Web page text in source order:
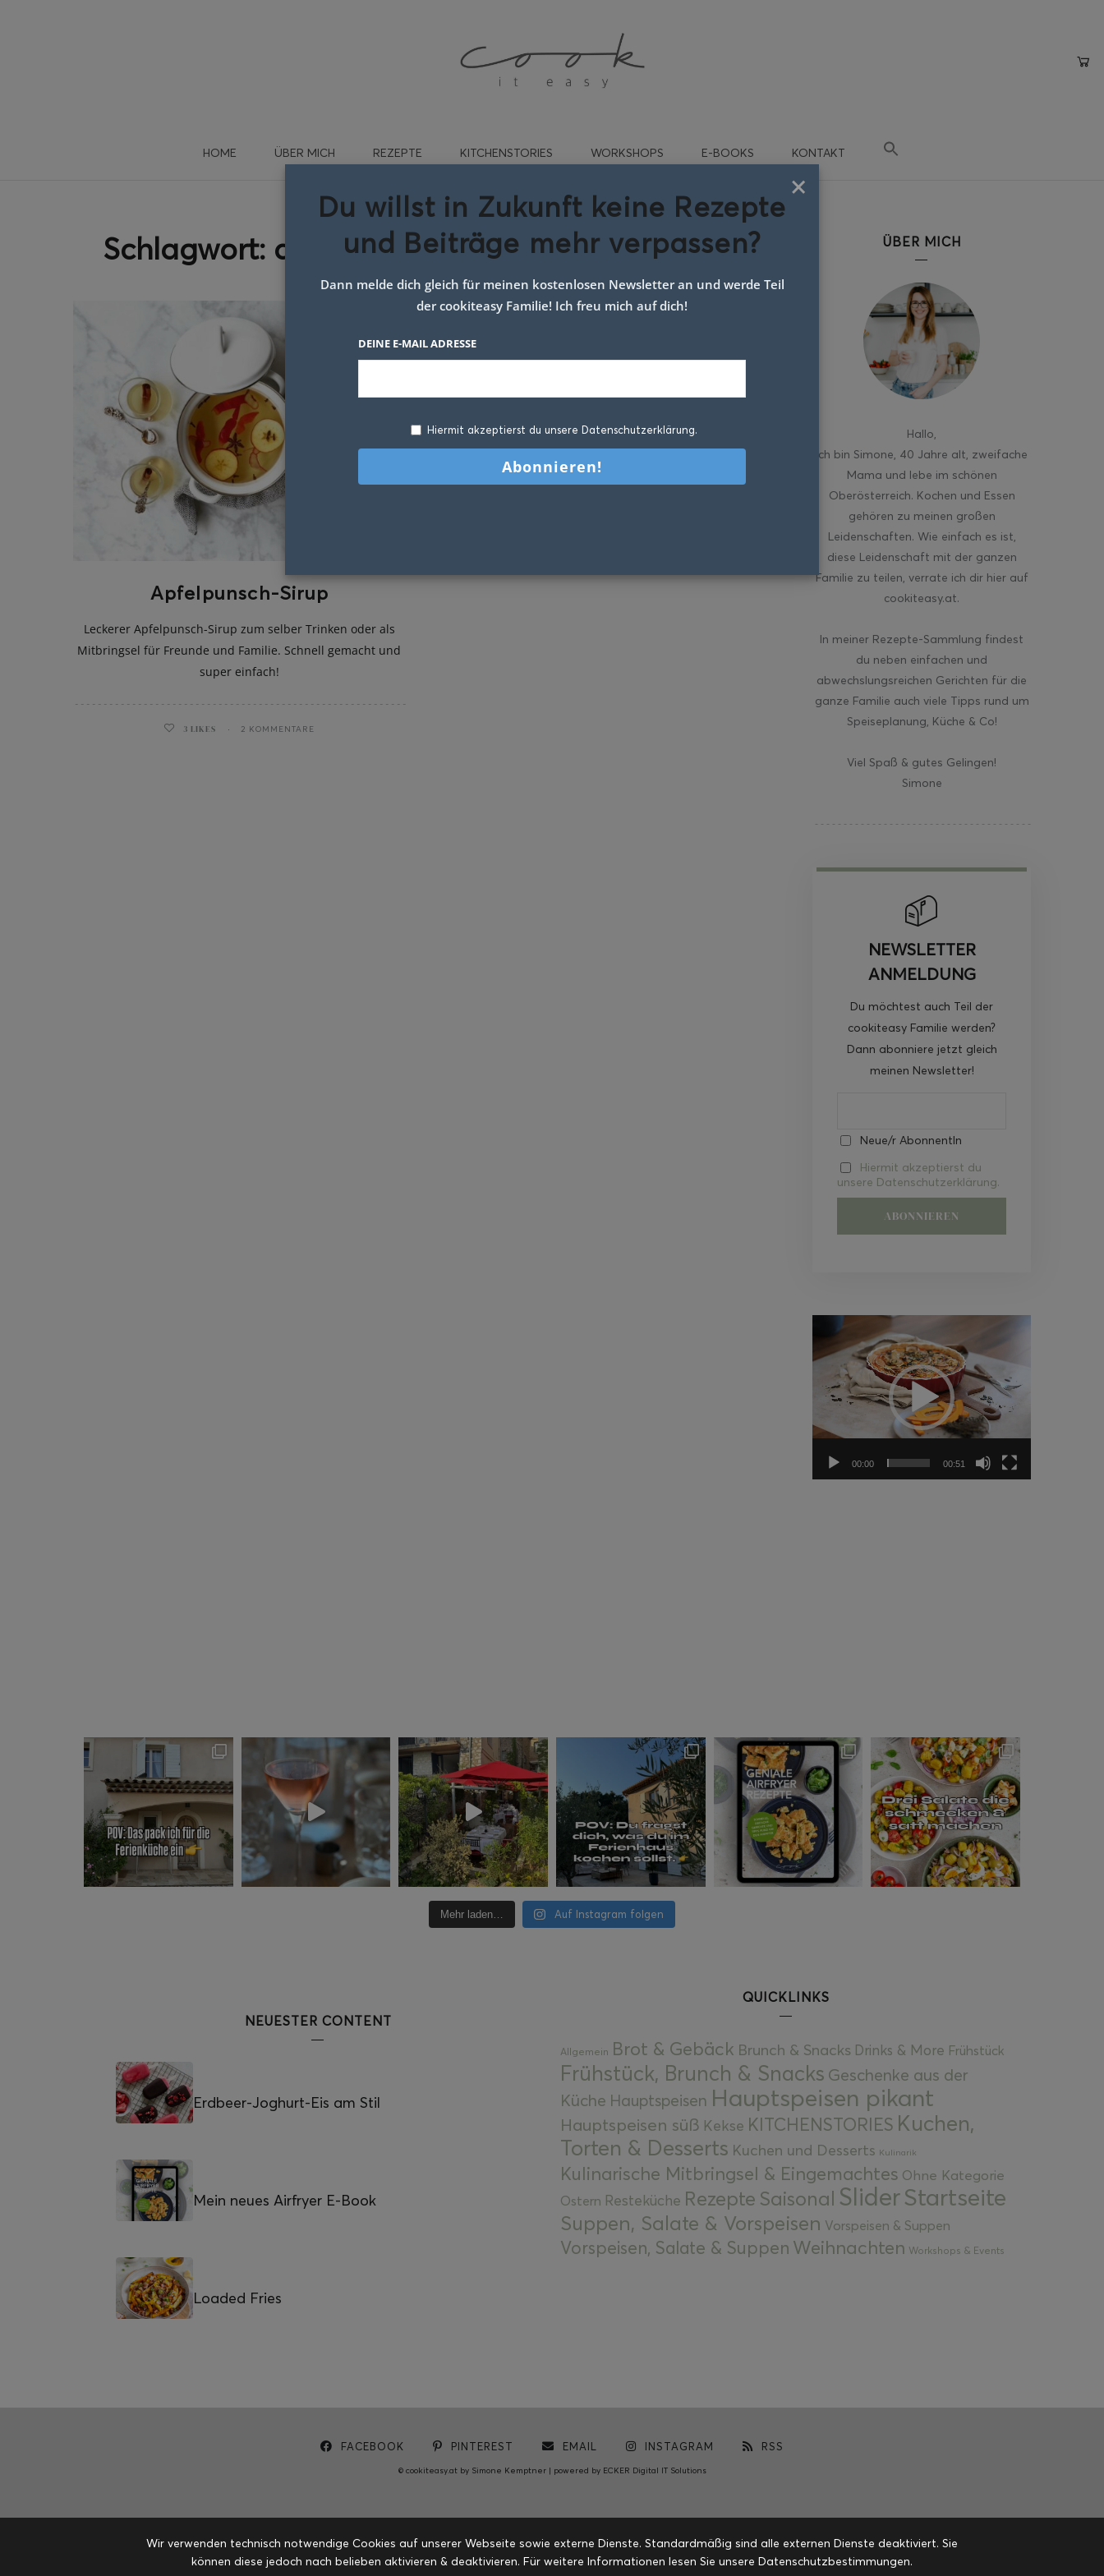
HOME ÜBER MICH REZEPTE KITCHENSTORIES WORKSHOPS E-BOOKS KONTAKT
Schlagwort: apfelpunsch Sirup selber macben
Apfelpunsch-Sirup
Leckerer Apfelpunsch-Sirup zum selber Trinken oder als
Mitbringsel für Freunde und Familie. Schnell gemacht und
super einfach!
3 LIKES 2 KOMMENTARE
ÜBER MICH
Hallo
ich bin Simone, 40 Jahre alt, zweifache
Mama und lebe im schönen
Oberösterreich. Kochen und Essen
gehören zu meinen großen
Leidenschaften. Wie einfach es ist,
diese Leidenschaft mit der ganzen
Familie zu teilen, verrate ich dir hier auf
cookiteasy.at.
In meiner Rezepte-Sammlung findest
du neben einfachen und
abwechslungsreichen Gerichten für die
ganze Familie auch viele Tipps rund um
Speiseplanung, Küche & Co!
Viel Spaß & gutes Gelingen!
Simone
NEWSLETTER
ANMELDUNG
Du möchtest auch Teil der
cookiteasy Familie werden?
Dann abonniere jetzt gleich
meinen Newsletter!
Neue/r AbonnentIn
Hiermit akzeptierst du
unsere Datenschutzerklärung.
Video-
Player
00:00 00:51
Mehr laden… Auf Instagram folgen
NEUESTER CONTENT
Erdbeer-Joghurt-Eis am Stil
Mein neues Airfryer E-Book
Loaded Fries
QUICKLINKS
Allgemein Brot & Gebäck Brunch & Snacks Drinks & More Frühstück
Frühstück, Brunch & Snacks Geschenke aus der
Küche Hauptspeisen Hauptspeisen pikant
Hauptspeisen süß Kekse KITCHENSTORIES Kuchen,
Torten & Desserts Kuchen und Desserts Kulinarik
Kulinarische Mitbringsel & Eingemachtes Ohne Kategorie
Ostern Resteküche Rezepte Saisonal SliderStartseite
Suppen, Salate & Vorspeisen Vorspeisen & Suppen
Vorspeisen, Salate & Suppen Weihnachten Workshops & Events
FACEBOOK PINTEREST EMAIL INSTAGRAM RSS
© cookiteasy.at by Simone Kemptner | powered by ECKER Digital IT Solutions
×
Du willst in Zukunft keine Rezepte
und Beiträge mehr verpassen?
Dann melde dich gleich für meinen kostenlosen Newsletter an und werde Teil
der cookiteasy Familie! Ich freu mich auf dich!
DEINE E-MAIL ADRESSE
Hiermit akzeptierst du unsere Datenschutzerklärung.
Wir verwenden technisch notwendige Cookies auf unserer Webseite sowie externe Dienste. Standardmäßig sind alle externen Dienste deaktiviert. Sie
können diese jedoch nach belieben aktivieren & deaktivieren. Für weitere Informationen lesen Sie unsere Datenschutzbestimmungen.